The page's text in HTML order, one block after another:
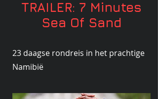
TRAILER: 7 Minutes
Sea Of Sand
23 daagse rondreis in het prachtige
Namibië